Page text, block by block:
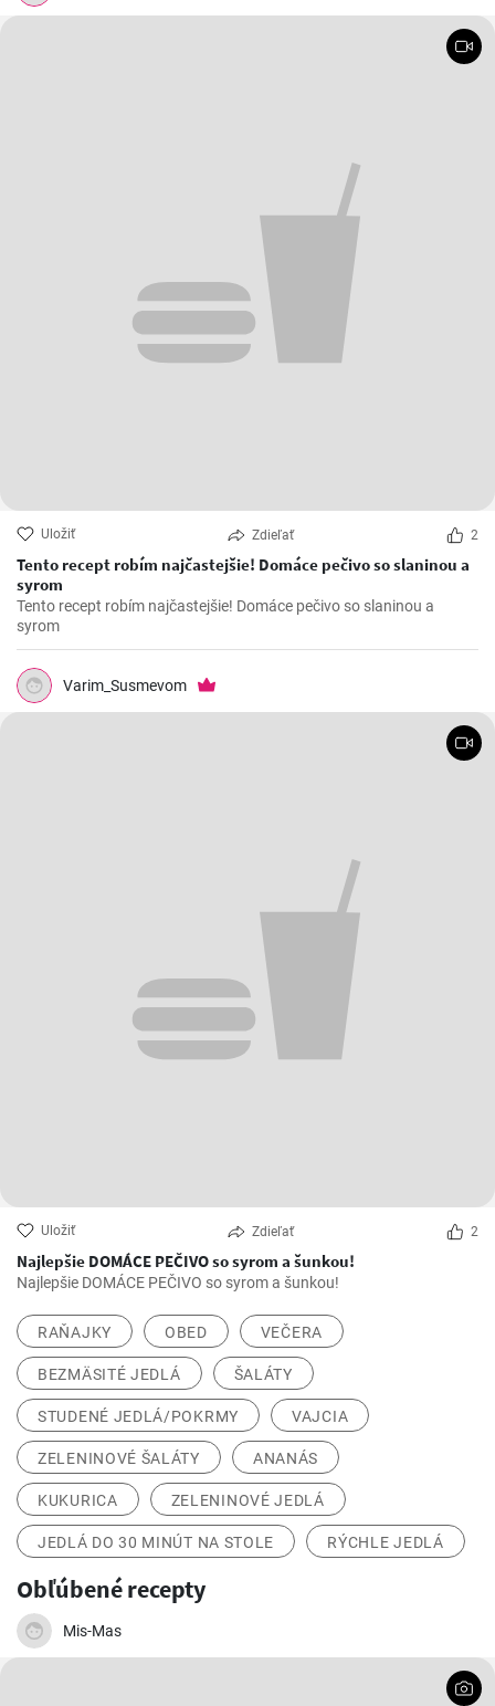
Uložiť Zdieľať 2
Tento recept robím najčastejšie! Domáce pečivo so slaninou a
syrom
Tento recept robím najčastejšie! Domáce pečivo so slaninou a
syrom
Varim_Susmevom
Uložiť Zdieľať 2
Najlepšie DOMÁCE PEČIVO so syrom a šunkou!
Najlepšie DOMÁCE PEČIVO so syrom a šunkou!
RAŇAJKY OBED VEČERA
BEZMÄSITÉ JEDLÁ ŠALÁTY
STUDENÉ JEDLÁ/POKRMY VAJCIA
ZELENINOVÉ ŠALÁTY ANANÁS
KUKURICA ZELENINOVÉ JEDLÁ
JEDLÁ DO 30 MINÚT NA STOLE RÝCHLE JEDLÁ
Obľúbené recepty
Mis-Mas